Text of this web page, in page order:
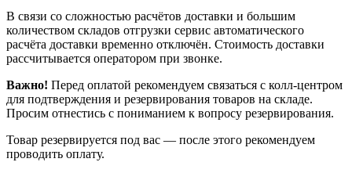
В связи со сложностью расчётов доставки и большим
количеством складов отгрузки сервис автоматического
расчёта доставки временно отключён. Стоимость доставки
рассчитывается оператором при звонке.
Важно! Перед оплатой рекомендуем связаться с колл‑центром
для подтверждения и резервирования товаров на складе.
Просим отнестись с пониманием к вопросу резервирования.
Товар резервируется под вас — после этого рекомендуем
проводить оплату.